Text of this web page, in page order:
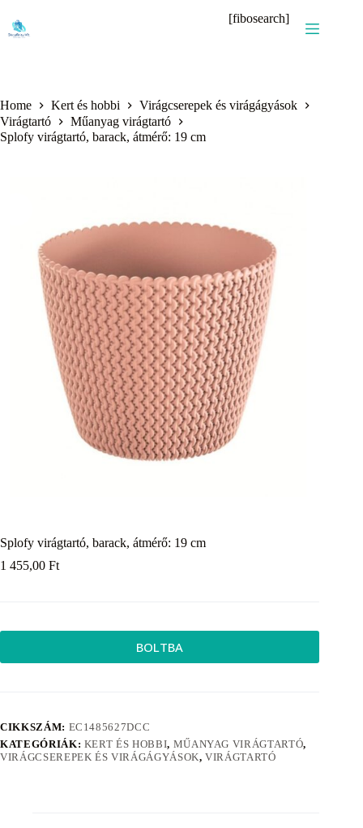
content
[fibosearch]
Home Kert és hobbi
Virágcserepek és virágágyások
Virágtartó
Műanyag virágtartó
Splofy virágtartó, barack, átmérő: 19 cm
Splofy virágtartó, barack, átmérő: 19 cm
1 455,00 Ft
BOLTBA
CIKKSZÁM: EC1485627DCC
KATEGÓRIÁK: KERT ÉS HOBBI, MŰANYAG VIRÁGTARTÓ,
VIRÁGCSEREPEK ÉS VIRÁGÁGYÁSOK,VIRÁGTARTÓ